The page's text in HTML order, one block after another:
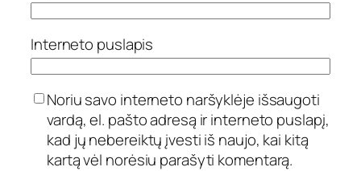
Interneto puslapis
Noriu savo interneto naršyklėje išsaugoti
vardą, el. pašto adresą ir interneto puslapį,
kad jų nebereiktų įvesti iš naujo, kai kitą
kartą vėl norėsiu parašyti komentarą.